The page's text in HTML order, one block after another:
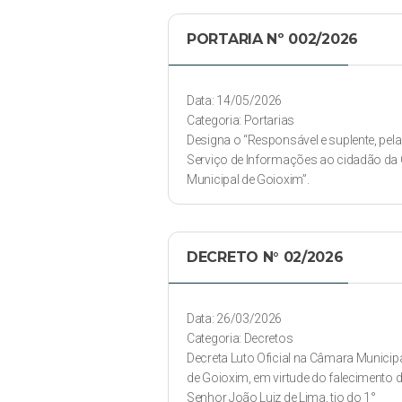
PORTARIA Nº 002/2026
Data: 14/05/2026
Categoria: Portarias
Designa o “Responsável e suplente,
Serviço de Informações ao cidadão da
Municipal de Goioxim”.
DECRETO N° 02/2026
Data: 26/03/2026
Categoria: Decretos
Decreta Luto Oficial na Câmara
de Goioxim, em virtude do falecimento
Senhor João Luiz de Lima, tio do 1°